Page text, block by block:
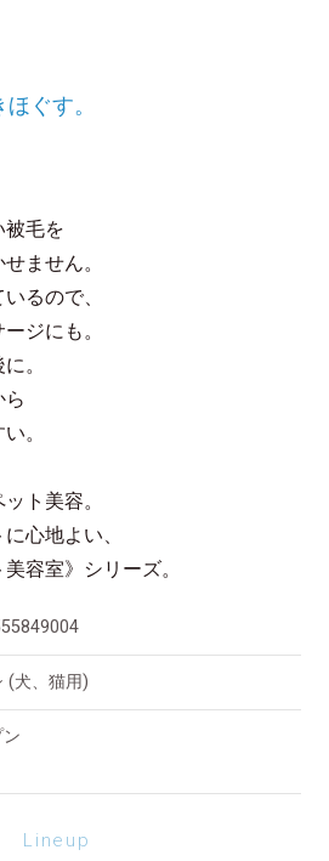
ぐす。
毛を
ません。
るので、
ジにも。
。
ら
。
ト美容。
心地よい、
容室》シリーズ。
(犬、猫用)
Lineup